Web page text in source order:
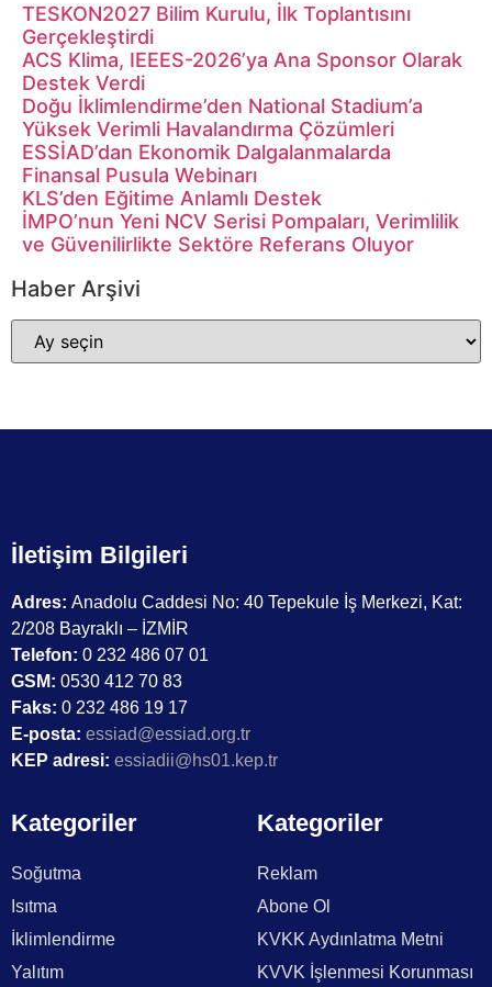
TESKON2027 Bilim Kurulu, İlk Toplantısını
Gerçekleştirdi
ACS Klima, IEEES-2026’ya Ana Sponsor Olarak
Destek Verdi
Doğu İklimlendirme’den National Stadium’a
Yüksek Verimli Havalandırma Çözümleri
ESSİAD’dan Ekonomik Dalgalanmalarda
Finansal Pusula Webinarı
KLS’den Eğitime Anlamlı Destek
İMPO’nun Yeni NCV Serisi Pompaları, Verimlilik
ve Güvenilirlikte Sektöre Referans Oluyor
Haber Arşivi
İletişim Bilgileri
Adres: Anadolu Caddesi No: 40 Tepekule İş Merkezi, Kat:
2/208 Bayraklı – İZMİR
Telefon: 0 232 486 07 01
GSM: 0530 412 70 83
Faks: 0 232 486 19 17
E-posta: essiad@essiad.org.tr
KEP adresi: essiadii@hs01.kep.tr
Kategoriler
Soğutma
Isıtma
İklimlendirme
Yalıtım
Kategoriler
Reklam
Abone Ol
KVKK Aydınlatma Metni
KVVK İşlenmesi Korunması